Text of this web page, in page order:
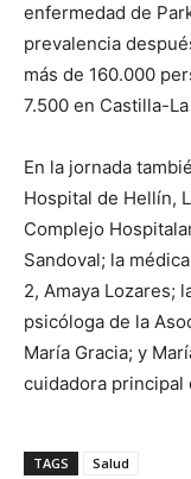
enfermedad de
prevalencia
más de 160.000
7.500 en Castilla-
En la jornada
Hospital de Hellín,
Complejo
Sandoval; la
2, Amaya Lozares;
psicóloga de la
María Gracia; y
cuidadora principal
TAGS Salud